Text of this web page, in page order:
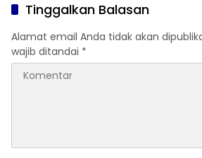
Tinggalkan Balasan
Alamat email Anda tidak akan
wajib ditandai *